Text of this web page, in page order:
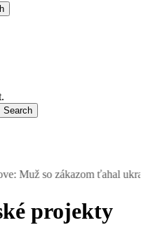
so zákazom ťahal ukradnutý
projekty